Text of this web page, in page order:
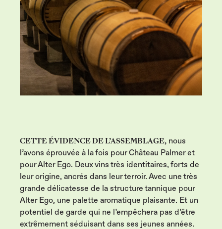
CETTE ÉVIDENCE DE L’ASSEMBLAGE, nous
l’avons éprouvée à la fois pour Château Palmer et
pour Alter Ego. Deux vins très identitaires, forts de
leur origine, ancrés dans leur terroir. Avec une très
grande délicatesse de la structure tannique pour
Alter Ego, une palette aromatique plaisante. Et un
potentiel de garde qui ne l’empêchera pas d’être
extrêmement séduisant dans ses jeunes années.